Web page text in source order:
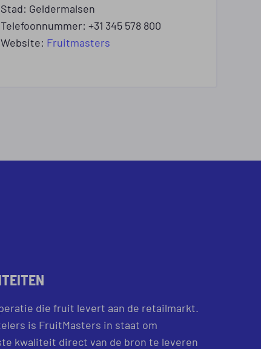
Stad: Geldermalsen
Telefoonnummer: +31 345 578 800
Website: Fruitmasters
die fruit levert aan de retailmarkt.
is FruitMasters in staat om
kwaliteit direct van de bron te leveren